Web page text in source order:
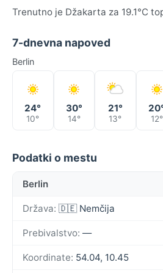
Trenutno je Džakarta za 19.1°C
7-dnevna napoved
Berlin
24°
10°
30°
14°
21°
13° 12°
Podatki o mestu
Berlin
Država: 🇩🇪 Nemčija
Prebivalstvo: —
Koordinate: 54.04, 10.45